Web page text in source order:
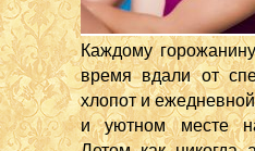
Каждому
время вдали от
хлопот и
и уютном месте